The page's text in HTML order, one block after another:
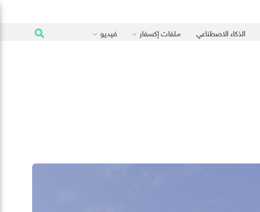
الذكاء الاصطناعي ملفات إكسفار فيديو